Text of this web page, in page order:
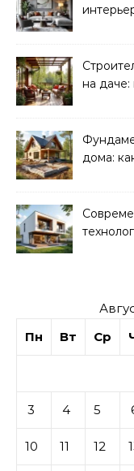
на даче:
дома:
Пн
Вт Ср
3 4 5
10 11 12